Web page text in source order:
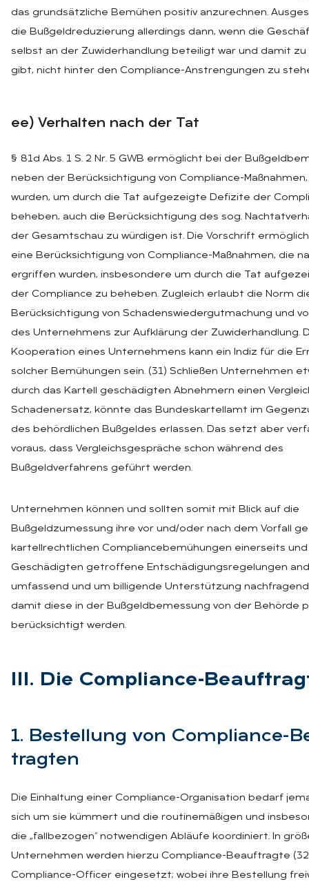
das grundsätzliche Bemühen positiv anzurechnen.
die Bußgeldreduzierung allerdings dann, wenn die
selbst an der Zuwiderhandlung beteiligt war und damit zu
gibt, nicht hinter den Compliance-Anstrengungen zu
ee) Ver­hal­ten nach der Tat
§ 81d Abs. 1 S. 2 Nr. 5 GWB ermöglicht bei der
neben der Berücksichtigung von Compliance-
wurden, um durch die Tat aufgezeigte Defizite der
beheben, auch die Berücksichtigung des sog.
der Gesamtschau zu würdigen ist. Die Vorschrift
eine Berücksichtigung von Compliance-Maßnahmen, die
ergriffen wurden, insbesondere um durch die Tat
der Compliance zu beheben. Zugleich erlaubt die Norm
Berücksichtigung von Schadenswiedergutmachung und
des Unternehmens zur Aufklärung der Zuwiderhandlung.
Kooperation eines Unternehmens kann ein Indiz für die
solcher Bemühungen sein. (31) Schließen Unternehmen
durch das Kartell geschädigten Abnehmern einen
Schadenersatz, könnte das Bundeskartellamt im
des behördlichen Bußgeldes erlassen. Das setzt aber
voraus, dass Vergleichsgespräche schon während des
Bußgeldverfahrens geführt werden.
Unternehmen können und sollten somit mit Blick auf die
Bußgeldzumessung ihre vor und/oder nach dem Vorfall
kartellrechtlichen Compliancebemühungen einerseits
Geschädigten getroffene Entschädigungsregelungen
umfassend und um billigende Unterstützung
damit diese in der Bußgeldbemessung von der Behörde
berücksichtigt werden.
III. Die Com­pli­an­ce-
1. Be­stel­lung von Com­pli­an­ce-
trag­ten
Die Einhaltung einer Compliance-Organisation bedarf
sich um sie kümmert und die routinemäßigen und
die „fallbezogen“ notwendigen Abläufe koordiniert. In
Unternehmen werden hierzu Compliance-Beauftragte
Compliance-Officer eingesetzt; wobei ihre Bestellung